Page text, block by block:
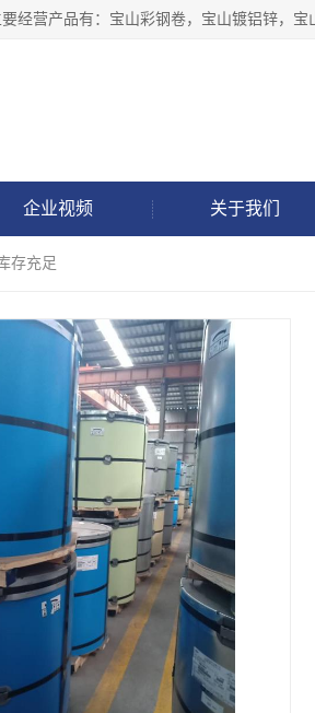
企业视频 关于我们
存充足